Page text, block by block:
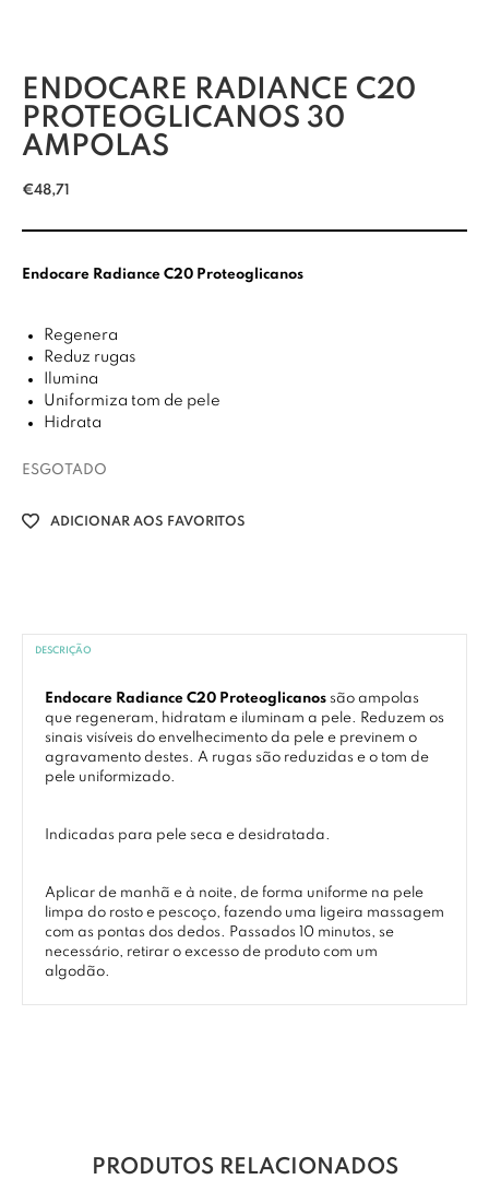
ENDOCARE RADIANCE C20
PROTEOGLICANOS 30
AMPOLAS
€48,71
Endocare Radiance C20 Proteoglicanos
Regenera
Reduz rugas
Ilumina
Uniformiza tom de pele
Hidrata
ESGOTADO
ADICIONAR AOS FAVORITOS
DESCRIÇÃO
Endocare Radiance C20 Proteoglicanos são ampolas
que regeneram, hidratam e iluminam a pele. Reduzem os
sinais visíveis do envelhecimento da pele e previnem o
agravamento destes. A rugas são reduzidas e o tom de
pele uniformizado.
Indicadas para pele seca e desidratada.
Aplicar de manhã e à noite, de forma uniforme na pele
limpa do rosto e pescoço, fazendo uma ligeira massagem
com as pontas dos dedos. Passados 10 minutos, se
necessário, retirar o excesso de produto com um
algodão.
PRODUTOS RELACIONADOS